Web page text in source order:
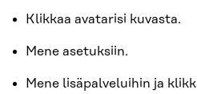
Klikkaa avatarisi kuvasta.
Mene asetuksiin.
Mene lisäpalveluihin ja